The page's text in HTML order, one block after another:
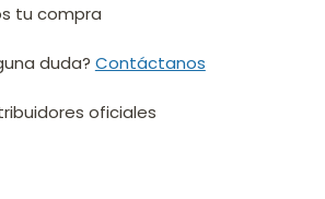
tu compra
duda? Contáctanos
oficiales